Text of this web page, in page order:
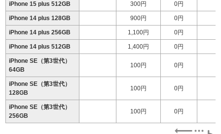
iPhone 15 plus 512GB 300円 0円
iPhone 14 plus 128GB 900円 0円
iPhone 14 plus 256GB 1,100円 0円
iPhone 14 plus 512GB 1,400円 0円
iPhone SE（第3世代）
64GB
100円 0円
iPhone SE（第3世代）
128GB
100円 0円
iPhone SE（第3世代）
256GB
100円 0円